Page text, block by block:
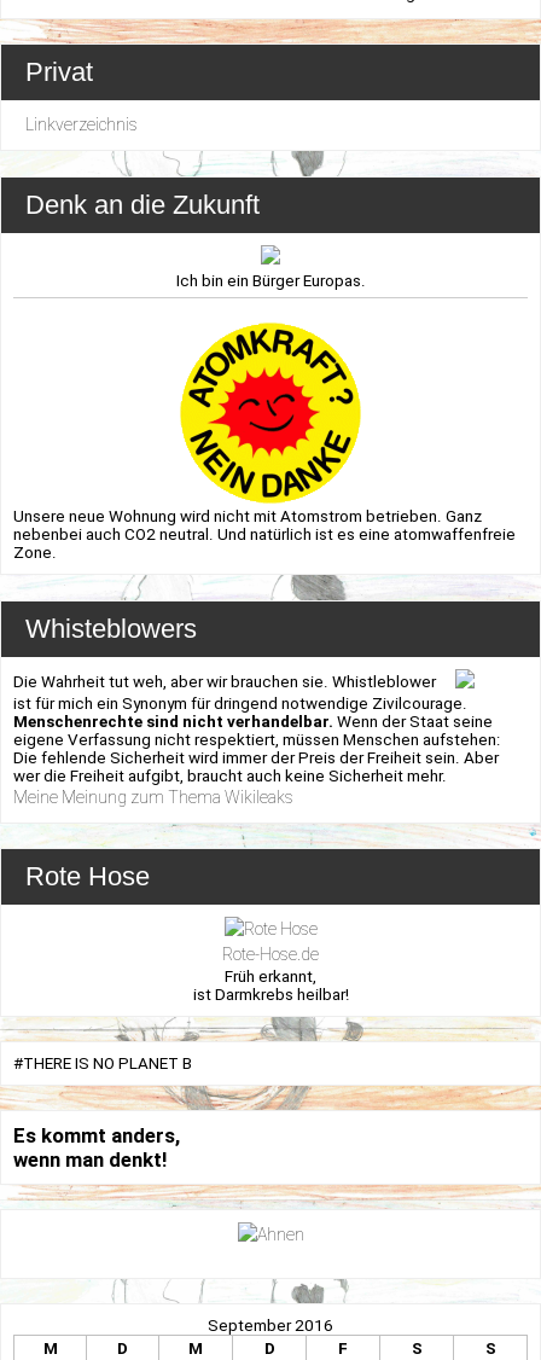
Privat
Linkverzeichnis
Denk an die Zukunft
Ich bin ein Bürger Europas.
Unsere neue Wohnung wird nicht mit Atomstrom betrieben. Ganz
nebenbei auch CO2 neutral. Und natürlich ist es eine atomwaffenfreie
Zone.
Whisteblowers
Die Wahrheit tut weh, aber wir brauchen sie. Whistleblower
ist für mich ein Synonym für dringend notwendige Zivilcourage.
Menschenrechte sind nicht verhandelbar. Wenn der Staat seine
eigene Verfassung nicht respektiert, müssen Menschen aufstehen:
Die fehlende Sicherheit wird immer der Preis der Freiheit sein. Aber
wer die Freiheit aufgibt, braucht auch keine Sicherheit mehr.
Meine Meinung zum Thema Wikileaks
Rote Hose
Rote-Hose.de
Früh erkannt,
ist Darmkrebs heilbar!
#THERE IS NO PLANET B
Es kommt anders,
wenn man denkt!
September 2016
M
D M D F S
S